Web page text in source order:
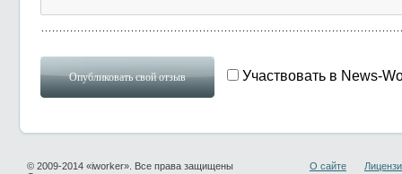
Участвовать в News-
© 2009-2014 «iworker». Все права защищены
О сайте